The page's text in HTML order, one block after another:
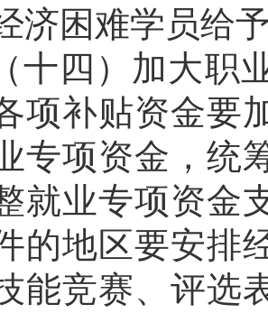
济困难学员给
十四）加大职
项补贴资金要
专项资金，统
就业专项资金
的地区要安排
能竞赛、评选